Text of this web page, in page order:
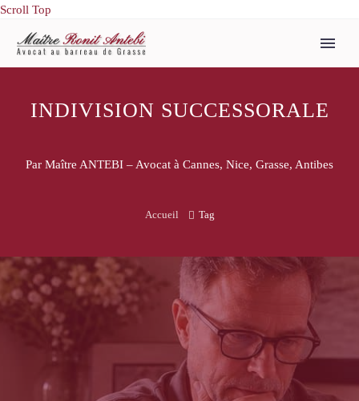
Scroll Top
INDIVISION SUCCESSORALE
Par Maître ANTEBI – Avocat à Cannes, Nice, Grasse, Antibes
Accueil Tag